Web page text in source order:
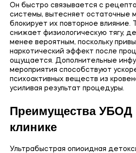
Он быстро связывается с
системы, вытесняет остаточные
блокирует их повторное влияние.
снижает физиологическую тягу,
менее вероятным, поскольку
наркотический эффект после
ощущается. Дополнительные
мероприятия способствуют
психоактивных веществ из
усиливая результат процедуры.
Преимущества УБОД
клинике
Ультрабыстрая опиоидная